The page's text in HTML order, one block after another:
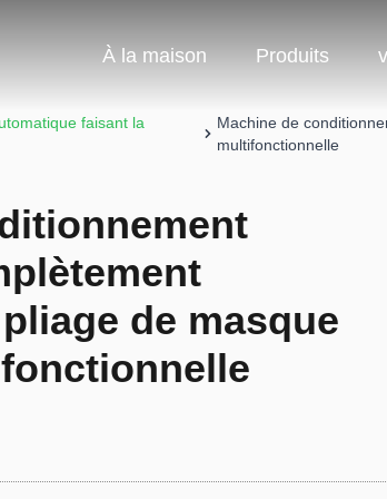
À la maison Produits
faisant la
Machine de
multifonctionnelle
de masque